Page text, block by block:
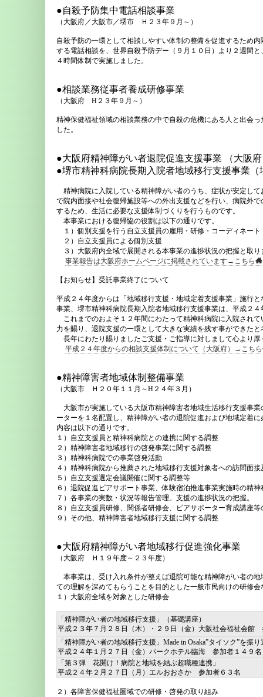
●自殺予防集中電話相談事業
（大阪府／大阪市／堺市 Ｈ２３年９月～）
自殺予防の一環として相談しやすい体制の整備を促進するため
する電話相談を、世界自殺予防デー（９月１０日）より２週間
４時間体制で実施しました。
●相談業務従事者養成研修事業
（大阪府 H２３年９月～）
精神保健福祉領域の相談業務の中で自殺の危機にある人と出会
した。
●大阪府精神障がい者退院促進支援事業 （大阪
●堺市精神科病院長期入院者地域移行支援事業
精神病院に入院している精神障がい者のうち、症状が安定し
で院内面接や社会復帰施設等への外出支援などを行い、病院外
するため、生活に必要な支援体制づくりを行うものです。
本事業における復帰協の役割は以下の通りです。
１）個別支援を行う自立支援員の雇用・研修・コーディネート
２）自立支援員による個別支援
３）大阪府内全域で展開される本事業の進捗状況の把握と取り
事業報告は大阪府ホームページに掲載されています→こちら
【お知らせ】受託事業終了について
平成２４年度からは「地域移行支援・地域定着支援事業」施行
事業、堺市精神科病院長期入院者地域移行支援事業は、平成２
これまでのおよそ１２年間にわたって精神科病院に入院され
力を賜り、退院支援の一環として大きな実績を残す事ができた
長年にわたり賜りましたご支援・ご指導に対しまして心より厚
平成２４年度からの相談支援体制について（大阪府）→こちら
●精神障害者地域体制整備事業
（大阪市 Ｈ２０年１１月～H２４年３月）
大阪市が実施している大阪市精神障害者地域生活移行支援事
ーターを１名配置し、精神障がい者の退院促進および地域定着
内容は以下の通りです。
１）自立支援員と精神科病院との連携に関する調整
２）精神障害者地域移行の啓発事業に関する調整
３）精神科病院での事業啓発活動
４）精神科病院から推薦された地域移行支援対象者への訪問面接
５）自立支援選定会議開催に関する調整等
６）退院促進ピアサポート事業、体験宿泊推進事業実施時の精
７）各事業の実数・状況等報告管理。支援の進捗状況の把握。
８）自立支援員研修、関係者研修会、ピアサポーター育成講座等
９）その他、精神障害者地域移行支援に関する調整
●大阪府精神障がい者地域移行促進強化事業
（大阪府 Ｈ１９年度～２３年度）
本事業は、受け入れ条件が整えば退院可能な精神障がい者の
ての理解を深めてもらうことを目的とした一般市民向けの研修
１）大阪府全域を対象とした研修会
「精神障がい者の地域移行支援」（基礎講座）
平成２３年７月２８日（木）・２９日（金）大阪社会福祉会館
「精神障がい者の地域移行支援」Made in Osaka”タイソク”を振
平成２４年１月２７日（金）パークホテル臨海 参加者１４９名
「第３弾 花開け！病院と地域を結ぶ超職種連携」
平成２４年２月２７日（月）エルおおさか 参加者６３名
２）各障害保健福祉圏域での研修・啓発の取り組み